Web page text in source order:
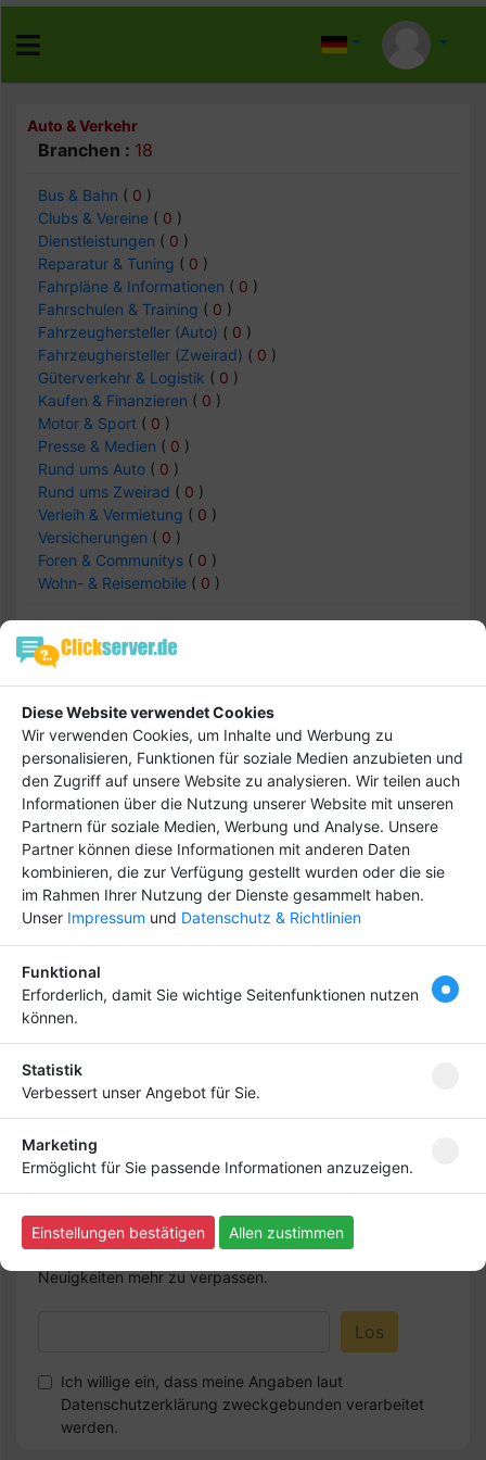
Auto & Verkehr
Branchen : 18
Bus & Bahn ( 0 )
Clubs & Vereine ( 0 )
Dienstleistungen ( 0 )
Reparatur & Tuning ( 0 )
Fahrpläne & Informationen ( 0 )
Fahrschulen & Training ( 0 )
Fahrzeughersteller (Auto) ( 0 )
Fahrzeughersteller (Zweirad) ( 0 )
Güterverkehr & Logistik ( 0 )
Kaufen & Finanzieren ( 0 )
Motor & Sport ( 0 )
Presse & Medien ( 0 )
Rund ums Auto ( 0 )
Rund ums Zweirad ( 0 )
Verleih & Vermietung ( 0 )
Versicherungen ( 0 )
Foren & Communitys ( 0 )
Wohn- & Reisemobile ( 0 )
Auto & Verkehr -> Güterverkehr &
Logistik
Einträge :0
keine Daten
Tipp
deinen Firmeneintrag
ganz nach vorn! Dein
Premium-Eintrag schon
Bringen Sie Ihr Business nach vorn!
Melden Sie sich für unseren Newsletter an, um kein
Neuigkeiten mehr zu verpassen.
Ich willige ein, dass meine Angaben laut
Datenschutzerklärung zweckgebunden verarbeitet
werden.
Diese Website verwendet Cookies
Wir verwenden Cookies, um Inhalte und Werbung zu
personalisieren, Funktionen für soziale Medien anzubieten und
den Zugriff auf unsere Website zu analysieren. Wir teilen auch
Informationen über die Nutzung unserer Website mit unseren
Partnern für soziale Medien, Werbung und Analyse. Unsere
Partner können diese Informationen mit anderen Daten
kombinieren, die zur Verfügung gestellt wurden oder die sie
im Rahmen Ihrer Nutzung der Dienste gesammelt haben.
Unser Impressum und Datenschutz & Richtlinien
Funktional
Erforderlich, damit Sie wichtige Seitenfunktionen nutzen
können.
Statistik
Verbessert unser Angebot für Sie.
Marketing
Ermöglicht für Sie passende Informationen anzuzeigen.
Einstellungen bestätigen Allen zustimmen